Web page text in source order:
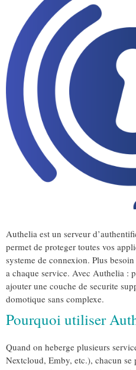
Authelia est un serveur
permet de proteger toutes vos
systeme de connexion. Plus
a chaque service. Avec Authelia :
ajouter une couche de securite
domotique sans complexe.
Pourquoi utiliser
Quand on heberge plusieurs
Nextcloud, Emby, etc.), chacun se